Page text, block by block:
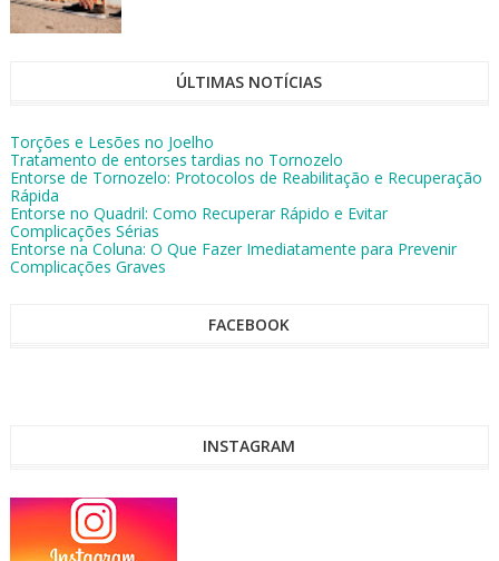
ÚLTIMAS NOTÍCIAS
Torções e Lesões no Joelho
Tratamento de entorses tardias no Tornozelo
Entorse de Tornozelo: Protocolos de Reabilitação e Recuperação
Rápida
Entorse no Quadril: Como Recuperar Rápido e Evitar
Complicações Sérias
Entorse na Coluna: O Que Fazer Imediatamente para Prevenir
Complicações Graves
FACEBOOK
INSTAGRAM